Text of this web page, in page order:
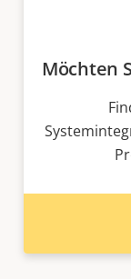
Möchten